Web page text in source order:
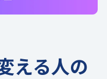
える人の